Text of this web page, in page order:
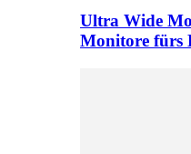
Ultra Wide
Monitore fürs